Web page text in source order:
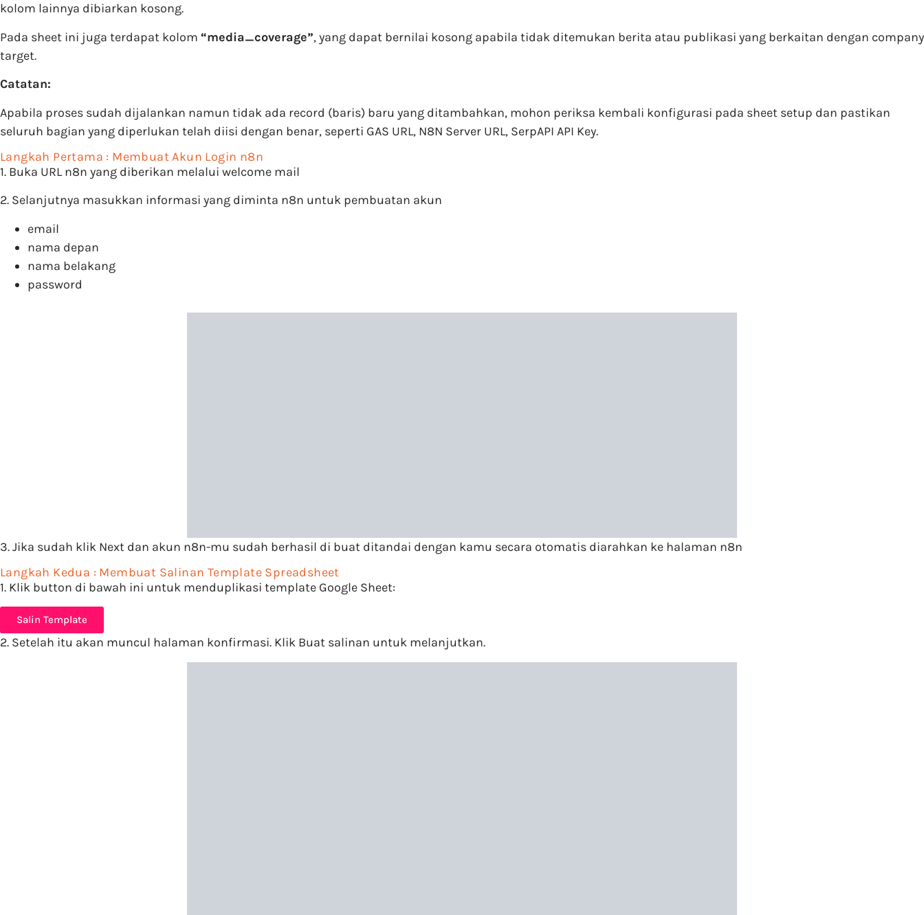
kolom lainnya dibiarkan kosong.
Pada sheet ini juga terdapat kolom “media_coverage”, yang dapat bernilai kosong apabila tidak ditemukan berita atau publikasi yang berkaitan dengan company
target.
Catatan:
Apabila proses sudah dijalankan namun tidak ada record (baris) baru yang ditambahkan, mohon periksa kembali konfigurasi pada sheet setup dan pastikan
seluruh bagian yang diperlukan telah diisi dengan benar, seperti GAS URL, N8N Server URL, SerpAPI API Key.
Langkah Pertama : Membuat Akun Login n8n
1. Buka URL n8n yang diberikan melalui welcome mail
2. Selanjutnya masukkan informasi yang diminta n8n untuk pembuatan akun
email
nama depan
nama belakang
password
3. Jika sudah klik Next dan akun n8n-mu sudah berhasil di buat ditandai dengan kamu secara otomatis diarahkan ke halaman n8n
Langkah Kedua : Membuat Salinan Template Spreadsheet
1. Klik button di bawah ini untuk menduplikasi template Google Sheet:
Salin Template
2. Setelah itu akan muncul halaman konfirmasi. Klik Buat salinan untuk melanjutkan.